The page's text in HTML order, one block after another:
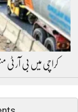
کراچی میں بی آر